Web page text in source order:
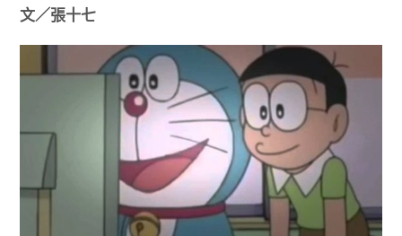
共青年
共誌寫手
各期目錄
文／張十七